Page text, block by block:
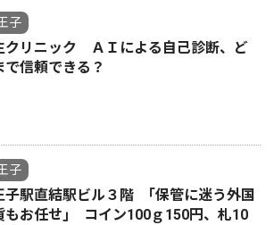
子
クリニック ＡＩによる自己診断、ど
で信頼できる？
子
子駅直結駅ビル３階 ｢保管に迷う外国
もお任せ｣ コイン100ｇ150円、札10